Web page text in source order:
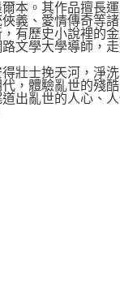
本。其作品擅長
義、愛情傳奇等
有歷史小說裡的
文學大學導師，
壯士挽天河，淨
，體驗亂世的殘
出亂世的人心、